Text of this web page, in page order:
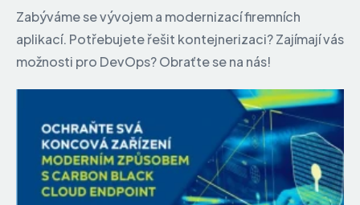
Zabýváme se vývojem a modernizací firemních
aplikací. Potřebujete řešit kontejnerizaci? Zajímají vás
možnosti pro DevOps? Obraťte se na nás!